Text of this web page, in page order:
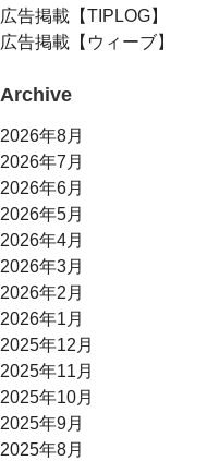
広告掲載【TIPLOG】
広告掲載【ウィーブ】
Archive
2026年8月
2026年7月
2026年6月
2026年5月
2026年4月
2026年3月
2026年2月
2026年1月
2025年12月
2025年11月
2025年10月
2025年9月
2025年8月